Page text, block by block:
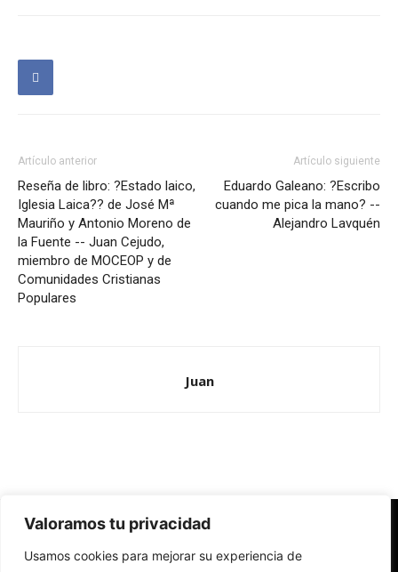
Valoramos tu privacidad
Usamos cookies para mejorar su experiencia de
Artículo anterior
Reseña de libro: ?Estado laico,
Iglesia Laica?? de José Mª
Mauriño y Antonio Moreno de
la Fuente -- Juan Cejudo,
miembro de MOCEOP y de
Comunidades Cristianas
Populares
Artículo siguiente
Eduardo Galeano: ?Escribo
cuando me pica la mano? --
Alejandro Lavquén
Juan
Redes Cristianas
Una mirada alternativa sobre la Iglesia católica y la sociedad